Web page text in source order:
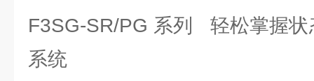
F3SG-SR/PG 系列 轻松掌握状
系统